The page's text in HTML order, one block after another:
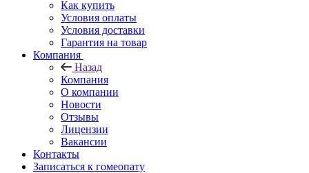
Как купить
Условия оплаты
Условия доставки
Гарантия на товар
Компания
Назад
Компания
О компании
Новости
Отзывы
Лицензии
Вакансии
Контакты
Записаться к гомеопату